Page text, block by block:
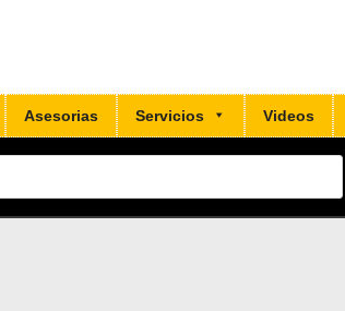
Asesorias Servicios Videos